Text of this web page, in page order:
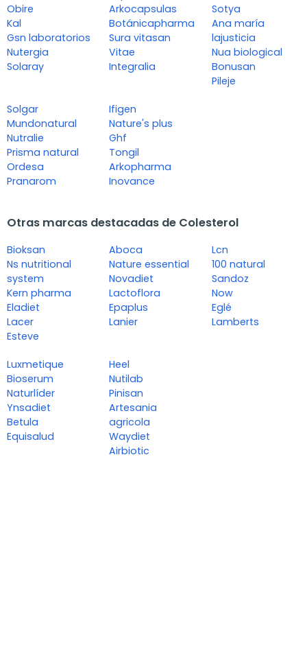
Obire
Kal
Gsn laboratorios
Nutergia
Solaray
Arkocapsulas
Botánicapharma
Sura vitasan
Vitae
Integralia
Sotya
Ana maría
lajusticia
Nua biological
Bonusan
Pileje
Solgar
Mundonatural
Nutralie
Prisma natural
Ordesa
Pranarom
Ifigen
Nature's plus
Ghf
Tongil
Arkopharma
Inovance
Otras marcas destacadas de Colesterol
Bioksan
Ns nutritional
system
Kern pharma
Eladiet
Lacer
Esteve
Aboca
Nature essential
Novadiet
Lactoflora
Epaplus
Lanier
Lcn
100 natural
Sandoz
Now
Eglé
Lamberts
Luxmetique
Bioserum
Naturlíder
Ynsadiet
Betula
Equisalud
Heel
Nutilab
Pinisan
Artesania
agricola
Waydiet
Airbiotic